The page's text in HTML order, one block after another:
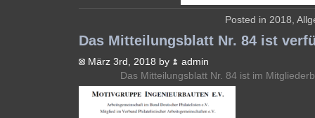
Posted in 2018
Das Mitteilungsblatt Nr. 84 ist
März 3rd, 2018 by
admin
Das Mitteilungsblatt Nr. 84 ist im